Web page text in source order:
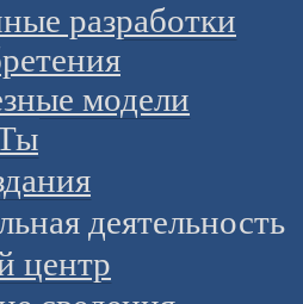
разработки
модели
деятельность
центр